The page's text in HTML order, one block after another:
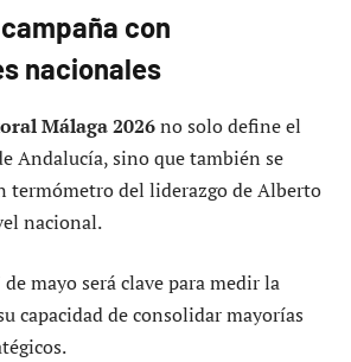
con
nacionales
Málaga 2026no solo define el
Andalucía, sino que también se
termómetro del liderazgo de Alberto
nacional.
mayo será clave para medir la
capacidad de consolidar mayorías